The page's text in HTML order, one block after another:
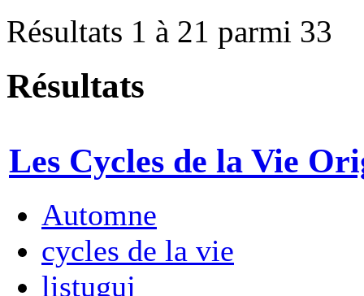
Résultats 1 à 21 parmi 33
Résultats
Les Cycles de la Vie
Automne
cycles de la vie
listuguj